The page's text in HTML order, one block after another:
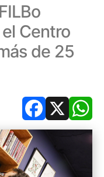
Centro
de 25
Facebook
X